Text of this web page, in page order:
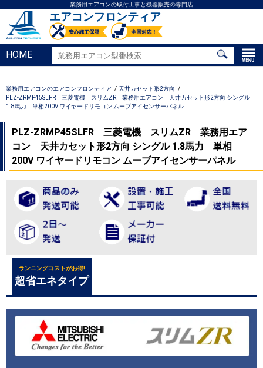
業務用エアコンの取付工事と機器販売の専門店
エアコンフロンティア
HOME
業務用エアコンのエアコンフロンティア
天井カセット形2方向
PLZ-ZRMP45SLFR 三菱電機 スリムZR 業務用エアコン 天井カセット形2方向 シングル
1.8馬力 単相200V ワイヤードリモコン ムーブアイセンサーパネル
PLZ-ZRMP45SLFR 三菱電機 スリムZR 業務用エア
コン 天井カセット形2方向 シングル 1.8馬力 単相
200V ワイヤードリモコン ムーブアイセンサーパネル
ランニングコストがお得!
超省エネタイプ